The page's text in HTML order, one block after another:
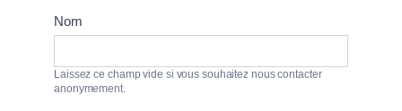
Contact
Nom
Laissez ce champ vide si vous souhaitez nous contacter
anonymement.